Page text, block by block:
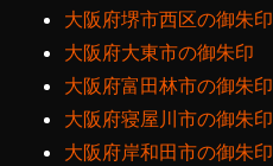
大阪府堺市西区の御朱印
大阪府大東市の御朱印
大阪府富田林市の御朱印
大阪府寝屋川市の御朱印
大阪府岸和田市の御朱印